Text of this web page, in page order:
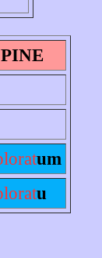
um
u